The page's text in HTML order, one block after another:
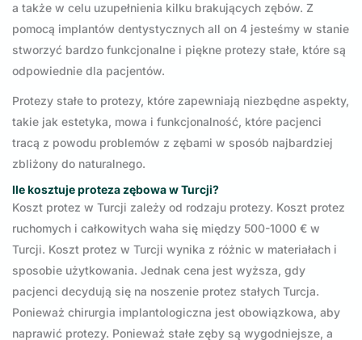
a także w celu uzupełnienia kilku brakujących zębów. Z
pomocą implantów dentystycznych all on 4 jesteśmy w stanie
stworzyć bardzo funkcjonalne i piękne protezy stałe, które są
odpowiednie dla pacjentów.
Protezy stałe to protezy, które zapewniają niezbędne aspekty,
takie jak estetyka, mowa i funkcjonalność, które pacjenci
tracą z powodu problemów z zębami w sposób najbardziej
zbliżony do naturalnego.
Ile kosztuje proteza zębowa w Turcji?
Koszt protez w Turcji zależy od rodzaju protezy. Koszt protez
ruchomych i całkowitych waha się między 500-1000 € w
Turcji. Koszt protez w Turcji wynika z różnic w materiałach i
sposobie użytkowania. Jednak cena jest wyższa, gdy
pacjenci decydują się na noszenie protez stałych Turcja.
Ponieważ chirurgia implantologiczna jest obowiązkowa, aby
naprawić protezy. Ponieważ stałe zęby są wygodniejsze, a